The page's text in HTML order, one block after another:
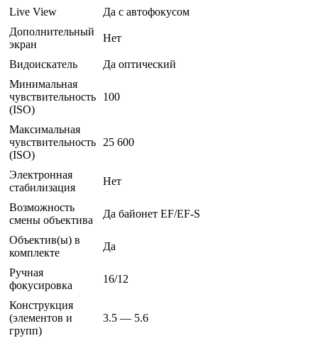
Live View
Да с автофокусом
Дополнительный
экран
Нет
Видоискатель
Да оптический
Минимальная
чувствительность
(ISO)
100
Максимальная
чувствительность
(ISO)
25 600
Электронная
стабилизация
Нет
Возможность
смены объектива
Да байонет EF/EF-S
Объектив(ы) в
комплекте
Да
Ручная
фокусировка
16/12
Конструкция
(элементов и
групп)
3.5 — 5.6